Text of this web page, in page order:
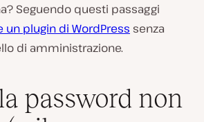
Seguendo questi passaggi
un plugin di WordPress senza
di amministrazione.
password non